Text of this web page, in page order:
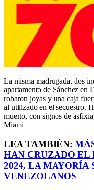
La misma madrugada, dos
apartamento de Sánchez en
robaron joyas y una caja
al utilizado en el secuestro.
muerto, con signos de
Miami.
LEA TAMBIÉN:
HAN CRUZADO EL
2024, LA MAYORÍA
VENEZOLANOS